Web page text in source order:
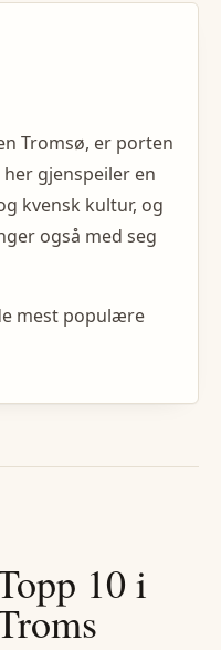
Tromsø, er porten
gjenspeiler en
kvensk kultur, og
også med seg
mest populære
10 i